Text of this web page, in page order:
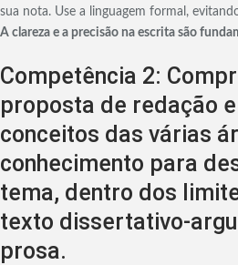
sua nota. Use a linguagem formal,
A clareza e a precisão na escrita são
Competência 2:
proposta de redação
conceitos das várias
conhecimento para
tema, dentro dos
texto dissertativo-
prosa.